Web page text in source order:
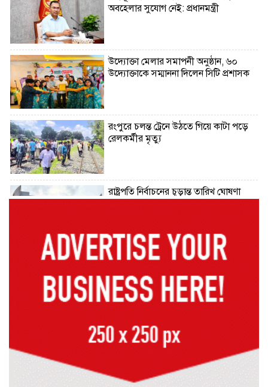
অবহেলার সুযোগ নেই: প্রধানমন্ত্রী
উদ্যোক্তা মেলার সমাপনী অনুষ্ঠান, ৬০
উদ্যোক্তাকে সম্মাননা দিলেন সিটি প্রশাসক
রংপুরে চলন্ত ট্রেনে উঠতে গিয়ে কাটা পড়ে
রেলকর্মীর মৃত্যু
রাষ্ট্রপতি নির্বাচনের চূড়ান্ত তারিখ ঘোষণা
সাভারের রাজপথে রক্তের দাগ, স্মৃতিতে
সতর্কতা জারি
দুর্নীতিমুক্ত প্রশাসন গড়াই সরকারের মূল